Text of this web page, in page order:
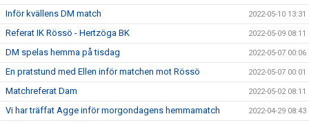
Inför kvällens DM match 2022-05-10 13:31
Referat IK Rössö - Hertzöga BK 2022-05-09 08:11
DM spelas hemma på tisdag 2022-05-07 00:06
En pratstund med Ellen inför matchen mot Rössö 2022-05-07 00:01
Matchreferat Dam 2022-05-02 08:11
Vi har träffat Agge inför morgondagens hemmamatch 2022-04-29 08:43